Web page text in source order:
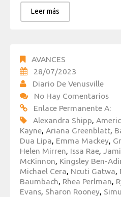
Leer más
AVANCES
28/07/2023
Diario De Venusville
No Hay Comentarios
Enlace Permanente A:
Alexandra Shipp,
Kayne, Ariana Greenblatt,
Dua Lipa, Emma Mackey,
Helen Mirren, Issa Rae,
McKinnon, Kingsley Ben-
Michael Cera, Ncuti Gatwa,
Baumbach, Rhea Perlman,
Evans, Sharon Rooney,